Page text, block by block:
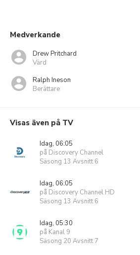
Medverkande
Drew Pritchard
Värd
Ralph Ineson
Berättare
Visas även på TV
Idag, 06:05
på Discovery Channel
Säsong 13 Avsnitt 6
Idag, 06:05
på Discovery Channel HD
Säsong 13 Avsnitt 6
Idag, 05:30
på Kanal 9
Säsong 20 Avsnitt 7